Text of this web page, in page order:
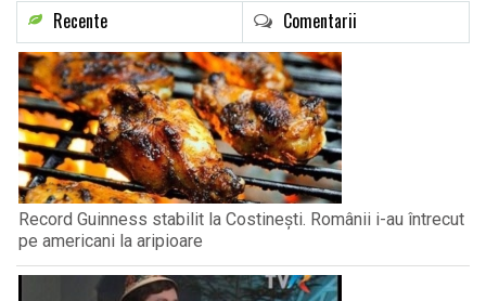
Recente Comentarii
Record Guinness stabilit la Costinești. Românii i-au întrecut
pe americani la aripioare